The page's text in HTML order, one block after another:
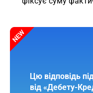
Цю відповідь
від «Дебету-